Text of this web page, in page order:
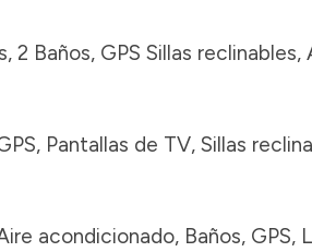
2 Baños, GPS Sillas
Pantallas de TV, Sillas
acondicionado, Baños, GPS,